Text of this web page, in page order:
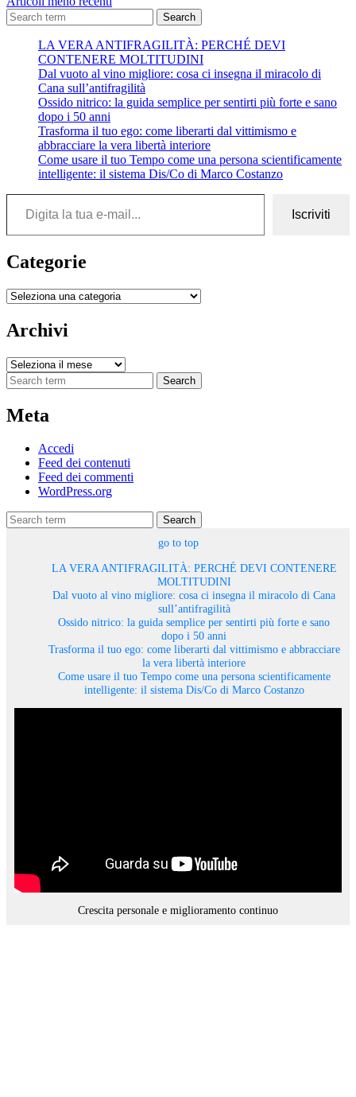
Search
LA VERA ANTIFRAGILITÀ: PERCHÉ DEVI
CONTENERE MOLTITUDINI
Dal vuoto al vino migliore: cosa ci insegna il miracolo di
Cana sull’antifragilità
Ossido nitrico: la guida semplice per sentirti più forte e sano
dopo i 50 anni
Trasforma il tuo ego: come liberarti dal vittimismo e
abbracciare la vera libertà interiore
Come usare il tuo Tempo come una persona scientificamente
intelligente: il sistema Dis/Co di Marco Costanzo
Digita la tua e-mail...
Iscriviti
Categorie
Categorie
Archivi
Archivi
Search
Meta
Accedi
Feed dei contenuti
Feed dei commenti
WordPress.org
Search
go to top
LA VERA ANTIFRAGILITÀ: PERCHÉ DEVI CONTENERE
MOLTITUDINI
Dal vuoto al vino migliore: cosa ci insegna il miracolo di Cana
sull’antifragilità
Ossido nitrico: la guida semplice per sentirti più forte e sano
dopo i 50 anni
Trasforma il tuo ego: come liberarti dal vittimismo e abbracciare
la vera libertà interiore
Come usare il tuo Tempo come una persona scientificamente
intelligente: il sistema Dis/Co di Marco Costanzo
Crescita personale e miglioramento continuo